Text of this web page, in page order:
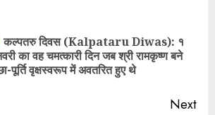
कल्पतरु दिवस (Kalpataru Diwas): १
का वह चमत्कारी दिन जब श्री रामकृष्ण बने
पूर्ति वृक्षस्वरूप में अवतरित हुए थे
Next